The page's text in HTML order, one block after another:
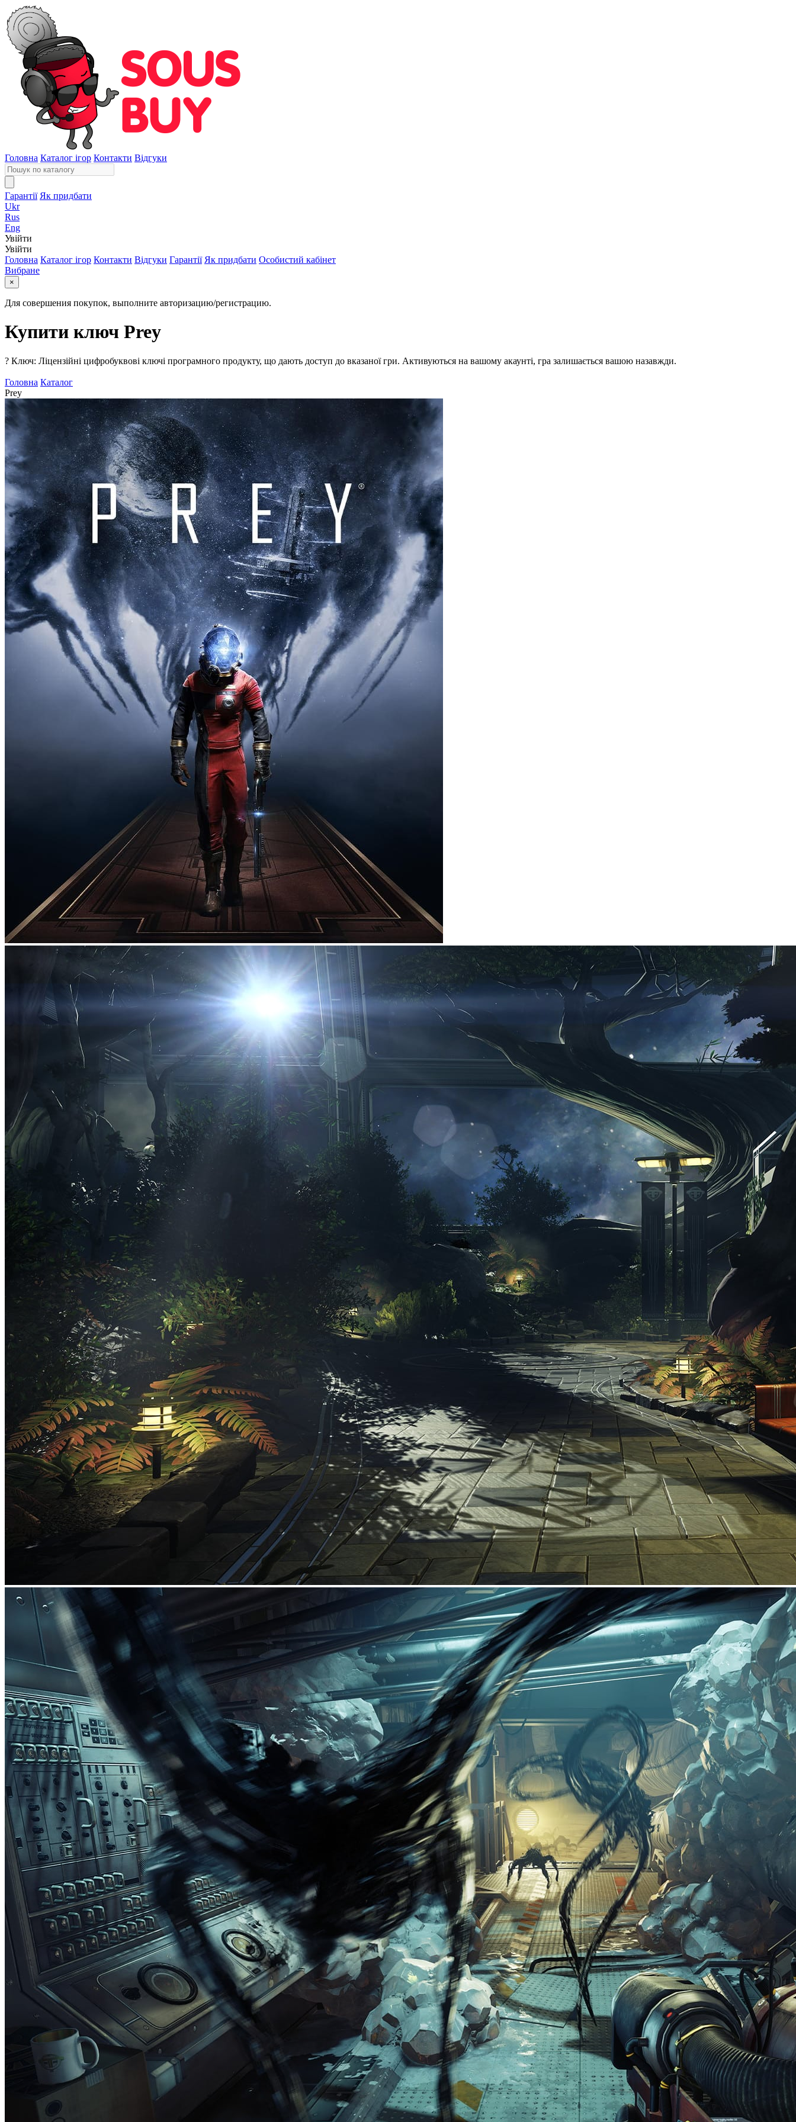
Головна Каталог ігор Контакти Відгуки
Гарантії Як придбати
Ukr
Rus
Eng
Увійти
Увійти
Головна Каталог ігор Контакти Відгуки Гарантії Як придбати Особистий кабінет
Вибране
×
Для совершения покупок, выполните авторизацию/регистрацию.
Купити ключ Prey
? Ключ: Ліцензійні цифробуквові ключі програмного продукту, що дають доступ до вказаної гри. Активуються на вашому акаунті, гра залишається вашою назавжди.
Головна Каталог
Prey